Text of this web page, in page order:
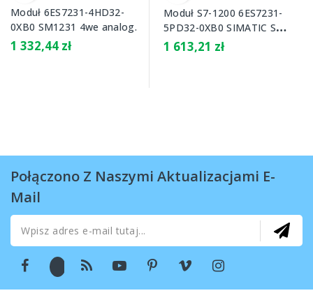
Moduł 6ES7231-4HD32-
0XB0 SM1231 4we analog.
1 332,44 zł
Moduł S7-1200 6ES7231-
5PD32-0XB0 SIMATIC SM
1231 RTD 4we analog.
1 613,21 zł
Połączono Z Naszymi Aktualizacjami E-
Mail